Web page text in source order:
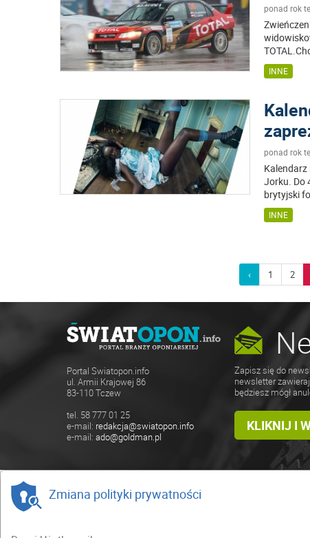
ponad rok
INNE
ponad rok
Jorku. Do
brytyjski
INNE
‹ 1 2
Portal Swiatopon.info
ul. Armii Krajowej 86
83-110 Tczew
tel. 58 777 01 25
e-mail: redakcja@swiatopon.info
e-mail: ado@goldman.pl
Zapisz się do
newsletter
będziesz mógł
KLIKNIJ I
Zmiana polityki prywatności